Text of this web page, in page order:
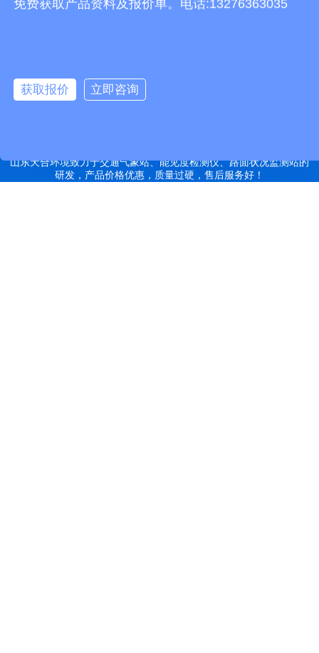
有机肥设备 胶辊硫化罐 复合材料热压罐 分散釜 细沙回收机 胶管硫化罐 蒸
徽,福建,江西,山东,河南,湖北,湖南,广东,广西,海南,重庆,四川,贵州,云
南,西藏,陕西,甘肃,青海,宁夏,新疆等地
特别声明：本站部分内容来自于网络，如有侵权嫌疑，请立即联系本
山东天合环境致力于交通气象站、能见度检测仪、路面状况监测站的
研发，产品价格优惠，质量过硬，售后服务好！
免费获取产品资料及报价单。电话:13276363035
获取报价 立即咨询